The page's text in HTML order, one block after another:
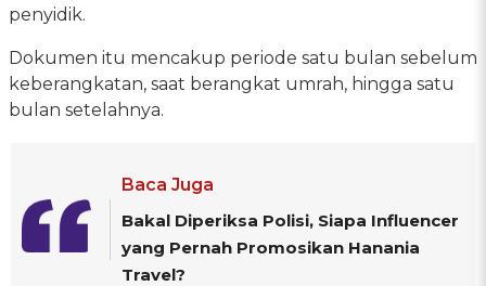
penyidik.
Dokumen itu mencakup periode satu bulan sebelum
keberangkatan, saat berangkat umrah, hingga satu
bulan setelahnya.
Baca Juga
Bakal Diperiksa Polisi, Siapa Influencer
yang Pernah Promosikan Hanania
Travel?